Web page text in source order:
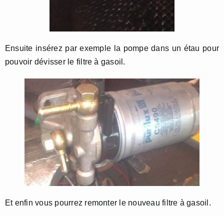
Ensuite insérez par exemple la pompe dans un étau pour
pouvoir dévisser le filtre à gasoil.
Et enfin vous pourrez remonter le nouveau filtre à gasoil.